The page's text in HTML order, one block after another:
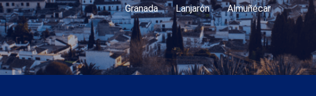
Granada Lanjarón Almuñécar